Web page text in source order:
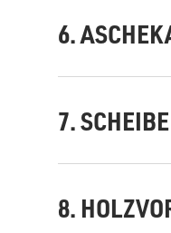
6.
7.
8.